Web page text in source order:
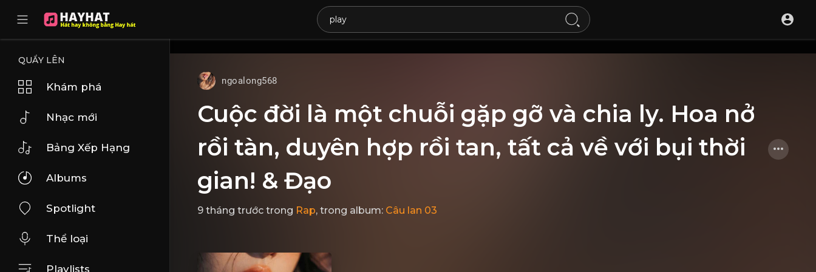
QUẨY LÊN
Khám phá
Nhạc mới
Bảng Xếp Hạng
Albums
Spotlight
Thể loại
Playlists
ngoalong568
Cuộc đời là một chuỗi gặp gỡ và chia ly. Hoa nở
rồi tàn, duyên hợp rồi tan, tất cả về với bụi thời
gian! & Đạo
9 tháng trước trong Rap, trong album: Câu lan 03